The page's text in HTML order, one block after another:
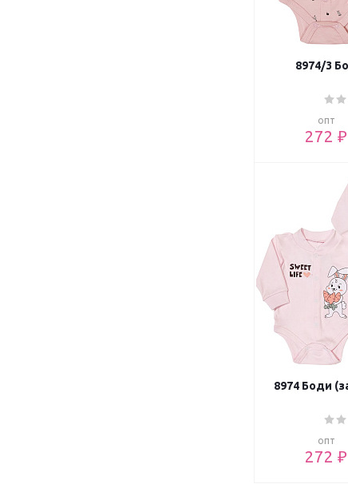
8974/3
опт
272 ₽
8974 Боди
опт
272 ₽